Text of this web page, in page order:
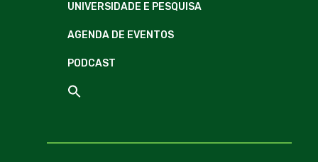
UNIVERSIDADE E PESQUISA
AGENDA DE EVENTOS
PODCAST